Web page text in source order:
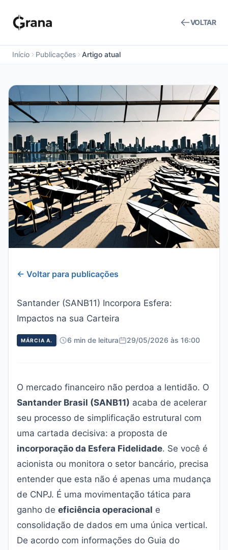
VOLTAR
Início Publicações Artigo atual
← Voltar para publicações
Santander (SANB11) Incorpora Esfera:
Impactos na sua Carteira
MÁRCIA A. 6 min de leitura 29/05/2026 às 16:00
O mercado financeiro não perdoa a lentidão. O
Santander Brasil (SANB11) acaba de acelerar
seu processo de simplificação estrutural com
uma cartada decisiva: a proposta de
incorporação da Esfera Fidelidade. Se você é
acionista ou monitora o setor bancário, precisa
entender que esta não é apenas uma mudança
de CNPJ. É uma movimentação tática para
ganho de eficiência operacional e
consolidação de dados em uma única vertical.
De acordo com informações do Guia do